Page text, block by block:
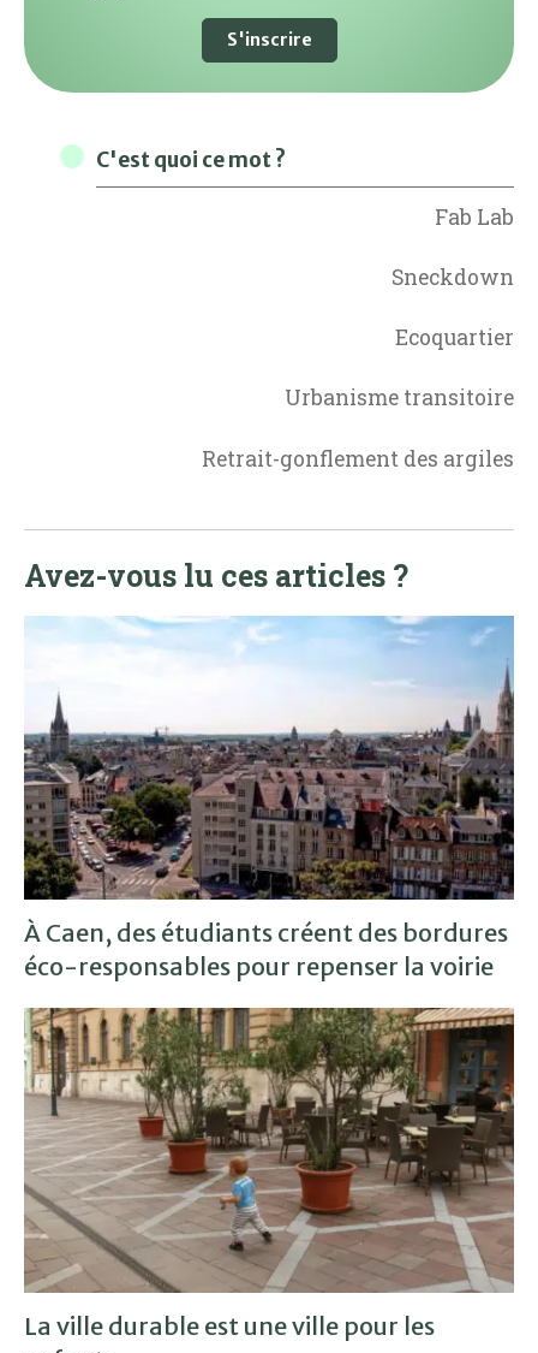
S'inscrire
C'est quoi ce mot ?
Fab Lab
Sneckdown
Ecoquartier
Urbanisme transitoire
Retrait-gonflement des argiles
Avez-vous lu ces articles ?
À Caen, des étudiants créent des bordures
éco-responsables pour repenser la voirie
La ville durable est une ville pour les